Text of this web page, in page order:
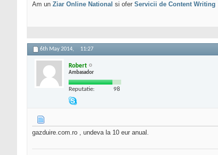
Am un Ziar Online National si ofer Servicii de Content Writing
6th May 2014, 11:27
Robert
Ambasador
Reputatie: 98
gazduire.com.ro , undeva la 10 eur anual.